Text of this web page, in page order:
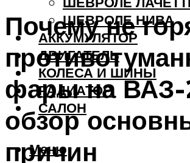
ШЕВРОЛЕ НИВА
АККУМУЛЯТОР
ДВИГАТЕЛЬ
КОЛЕСА И ШИНЫ
РАДИАТОР
САЛОН
Меню
Почему не
фары на ВАЗ-
обзор
причин